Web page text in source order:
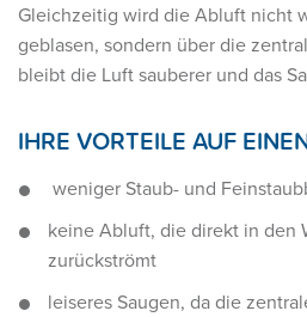
Gleichzeitig wird die Abluft nicht
geblasen, sondern über die
bleibt die Luft sauberer und das
IHRE VORTEILE AUF
weniger Staub- und
keine Abluft, die direkt in den
zurückströmt
leiseres Saugen, da die